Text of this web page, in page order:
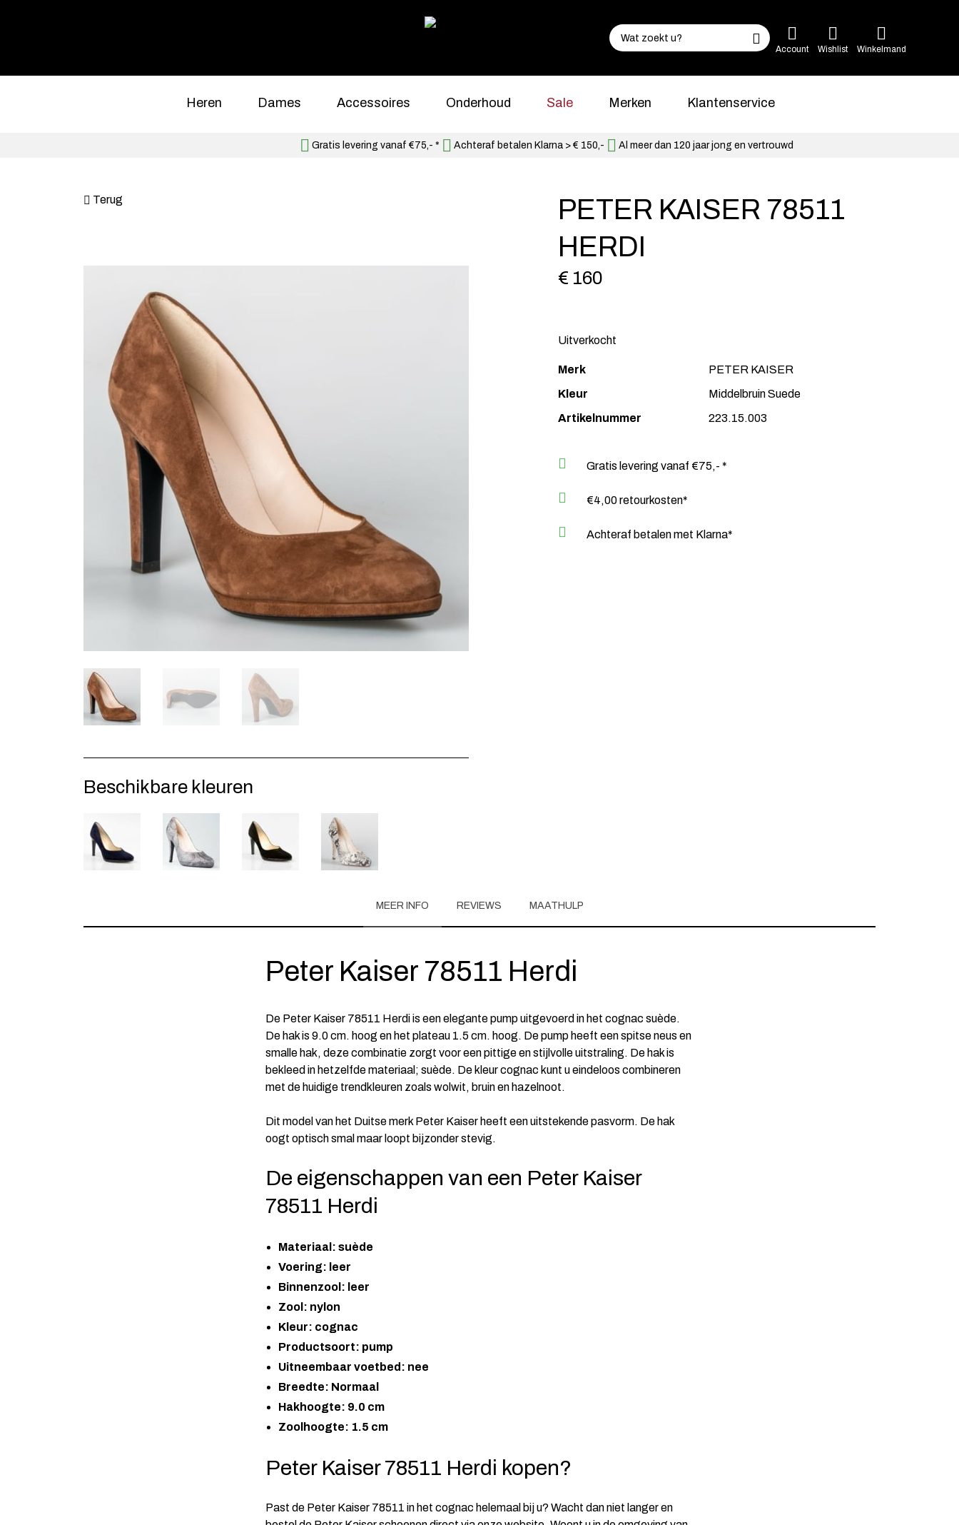
Account Wishlist Winkelmand
Heren Dames Accessoires Onderhoud Sale Merken Klantenservice
Gratis levering vanaf €75,- * Achteraf betalen Klarna > € 150,- Al meer dan 120 jaar jong en vertrouwd
Terug
PETER KAISER 78511
HERDI
Beschikbare kleuren
€ 160
Uitverkocht
Merk
PETER KAISER
Kleur
Middelbruin Suede
Artikelnummer
223.15.003
Gratis levering vanaf €75,- *
€4,00 retourkosten*
Achteraf betalen met Klarna*
MEER INFO REVIEWS MAATHULP
Peter Kaiser 78511 Herdi
De Peter Kaiser 78511 Herdi is een elegante pump uitgevoerd in het cognac suède.
De hak is 9.0 cm. hoog en het plateau 1.5 cm. hoog. De pump heeft een spitse neus en
smalle hak, deze combinatie zorgt voor een pittige en stijlvolle uitstraling. De hak is
bekleed in hetzelfde materiaal; suède. De kleur cognac kunt u eindeloos combineren
met de huidige trendkleuren zoals wolwit, bruin en hazelnoot.
Dit model van het Duitse merk Peter Kaiser heeft een uitstekende pasvorm. De hak
oogt optisch smal maar loopt bijzonder stevig.
De eigenschappen van een Peter Kaiser
78511 Herdi
Materiaal: suède
Voering: leer
Binnenzool: leer
Zool: nylon
Kleur: cognac
Productsoort: pump
Uitneembaar voetbed: nee
Breedte: Normaal
Hakhoogte: 9.0 cm
Zoolhoogte: 1.5 cm
Peter Kaiser 78511 Herdi kopen?
Past de Peter Kaiser 78511 in het cognac helemaal bij u? Wacht dan niet langer en